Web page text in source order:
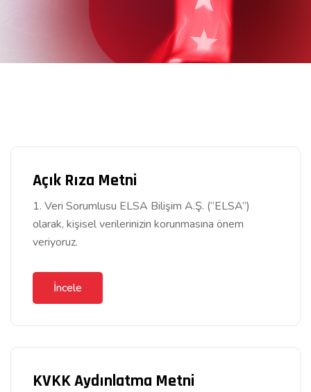
Açık Rıza Metni
1. Veri Sorumlusu ELSA Bilişim A.Ş. (“ELSA”)
olarak, kişisel verilerinizin korunmasına önem
veriyoruz.
İncele
KVKK Aydınlatma Metni